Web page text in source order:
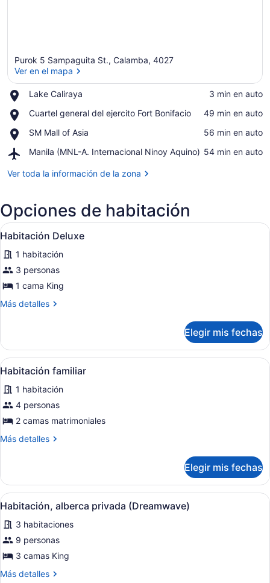
Purok 5 Sampaguita St., Calamba, 4027
Ver en el mapa
Lake Caliraya
Place,
Caliraya
‪3 min en auto‬
Cuartel general del ejercito Fort Bonifacio
Place,
general
ejercito
Bonifacio
‪49 min en auto‬
SM Mall of Asia
Place,
Mall
Asia
‪56 min en auto‬
Manila (MNL-A. Internacional Ninoy Aquino)
Airport,
(MNL-
Ninoy
Aquino)
‪54 min en auto‬
Ver toda la información de la zona
Opciones de habitación
Abrir
todas
las
fotos
de
Habitación
Deluxe
Una habitación de hotel con una
2
Habitación Deluxe
1 habitación
3 personas
1 cama King
Más detalles
Más
Deluxe
Elegir mis fechas
Abrir
todas
las
fotos
de
Habitación
familiar
Una habitación de hotel con dos
3
Habitación familiar
1 habitación
4 personas
2 camas matrimoniales
Más detalles
Más
familiar
Elegir mis fechas
Abrir
todas
las
fotos
de
Habitación,
Un dormitorio con cama blanca,
13
Habitación, alberca privada (Dreamwave)
3 habitaciones
9 personas
3 camas King
Más detalles
Más